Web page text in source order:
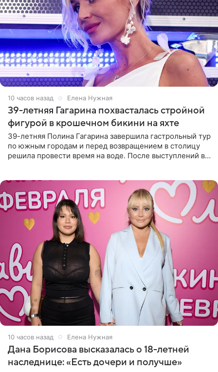
10 часов назад Елена Нужная
39-летняя Гагарина похвасталась стройной
фигурой в крошечном бикини на яхте
39-летняя Полина Гагарина завершила гастрольный тур
по южным городам и перед возвращением в столицу
решила провести время на воде. После выступлений в
10 часов назад Елена Нужная
Дана Борисова высказалась о 18-летней
наследнице: «Есть дочери и получше»